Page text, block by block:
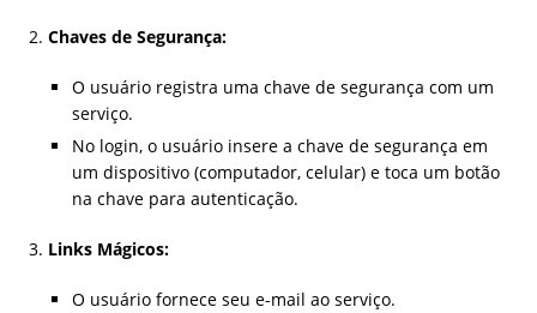
Chaves de Segurança:
O usuário registra uma chave de segurança com um
serviço.
No login, o usuário insere a chave de segurança em
um dispositivo (computador, celular) e toca um botão
na chave para autenticação.
Links Mágicos:
O usuário fornece seu e-mail ao serviço.